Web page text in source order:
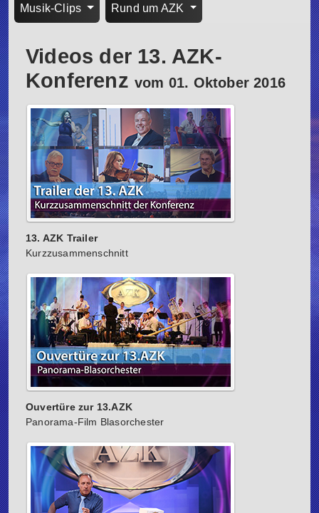
Musik-Clips Rund um AZK
Videos der 13. AZK-
Konferenz vom 01. Oktober 2016
13. AZK Trailer
Kurzzusammenschnitt
Ouvertüre zur 13.AZK
Panorama-Film Blasorchester